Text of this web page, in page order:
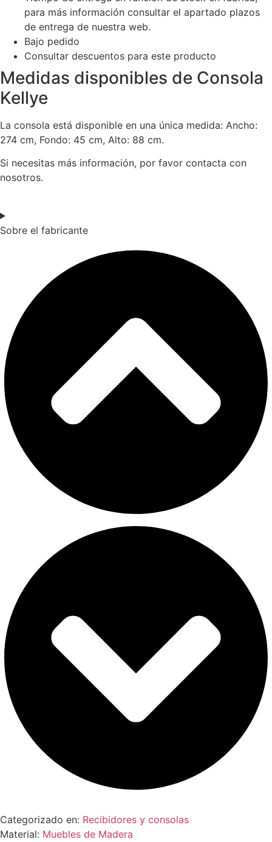
para más información consultar el apartado plazos
de entrega de nuestra web.
Bajo pedido
Consultar descuentos para este producto
Medidas disponibles de Consola
Kellye
La consola está disponible en una única medida: Ancho:
274 cm, Fondo: 45 cm, Alto: 88 cm.
Si necesitas más información, por favor contacta con
nosotros.
Sobre el fabricante
Categorizado en: Recibidores y consolas
Material: Muebles de Madera